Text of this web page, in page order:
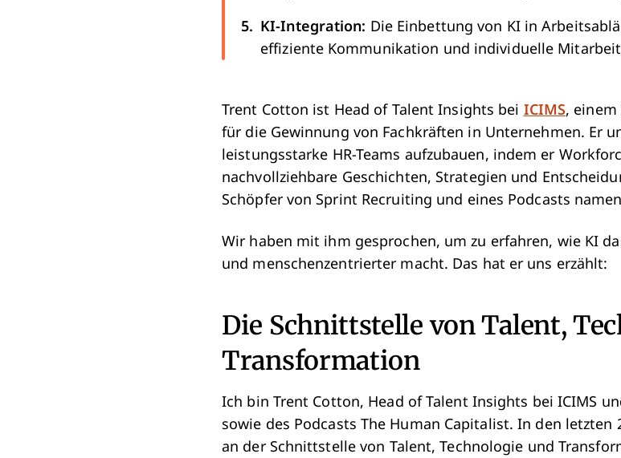
KI-Integration: Die Einbettung von KI in
effiziente Kommunikation und individuelle
Trent Cotton ist Head of Talent Insights bei ICIMS, einem
für die Gewinnung von Fachkräften in Unternehmen. Er
leistungsstarke HR-Teams aufzubauen, indem er
nachvollziehbare Geschichten, Strategien und
Schöpfer von Sprint Recruiting und eines Podcasts
Wir haben mit ihm gesprochen, um zu erfahren, wie KI
und menschenzentrierter macht. Das hat er uns erzählt:
Die Schnittstelle von Talent,
Transformation
Ich bin Trent Cotton, Head of Talent Insights bei ICIMS
sowie des Podcasts The Human Capitalist. In den letzten
an der Schnittstelle von Talent, Technologie und